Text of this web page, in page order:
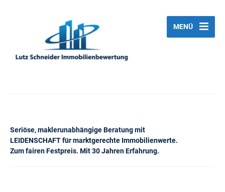
Seriöse, maklerunabhängige Beratung mit
LEIDENSCHAFT für marktgerechte Immobilienwerte.
Zum fairen Festpreis. Mit 30 Jahren Erfahrung.
MENÜ